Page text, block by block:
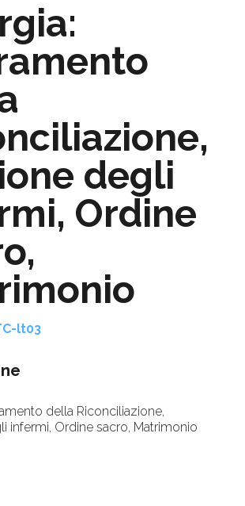
degli
Ordine
lt03
della Riconciliazione,
infermi, Ordine sacro, Matrimonio